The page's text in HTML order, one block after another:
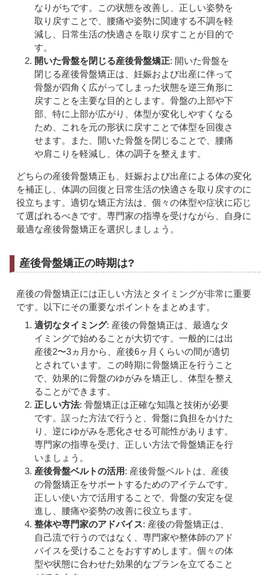
なりがちです。この状態を改善し、正しい姿勢を
取り戻すことで、腰痛や姿勢に関連する不調を軽
減し、日常生活の快適さを取り戻すことが目的で
す。
開いた骨盤を閉じる産後骨盤矯正: 開いた骨盤を
閉じる産後骨盤矯正は、妊娠および出産に伴って
骨盤が四角く広がってしまった状態を逆三角形に
戻すことを主要な目的とします。骨盤の上部や下
部、特に上部が広がり、体型が変化しやすくなる
ため、これを元の形状に戻すことで体型を回復さ
せます。また、開いた骨盤を閉じることで、腰痛
や肩こりを軽減し、体の調子を整えます。
どちらの産後骨盤矯正も、妊娠および出産による体の変化
を補正し、体調の回復と日常生活の快適さを取り戻すのに
役立ちます。適切な矯正方法は、個々の体型や症状に応じ
て選ばれるべきです。専門家の指導を受けながら、自身に
最適な産後骨盤矯正を選択しましょう。
産後骨盤矯正の時期は?
産後の骨盤矯正には正しい方法とタイミングが非常に重要
です。以下にその重要なポイントをまとめます。
適切なタイミング: 産後の骨盤矯正は、最適なタ
イミングで始めることが大切です。一般的には出
産後2〜3ヵ月から、産後6ヶ月くらいの間が適切
とされています。この時期に骨盤矯正を行うこと
で、効果的に骨盤のゆがみを矯正し、体型を整え
ることができます。
正しい方法: 骨盤矯正は正確な知識と技術が必要
です。誤った方法で行うと、骨盤に負担をかけた
り、逆にゆがみを悪化させる可能性があります。
専門家の指導を受け、正しい方法で骨盤矯正を行
いましょう。
産後骨盤ベルトの活用: 産後骨盤ベルトは、産後
の骨盤矯正をサポートするためのアイテムです。
正しい使い方で活用することで、骨盤の安定を促
進し、腰痛や姿勢の改善に役立ちます。
整体や専門家のアドバイス: 産後の骨盤矯正は、
自己流で行うのではなく、専門家や整体師のアド
バイスを受けることをおすすめします。個々の体
型や状態に合わせた効果的なプランを立てること